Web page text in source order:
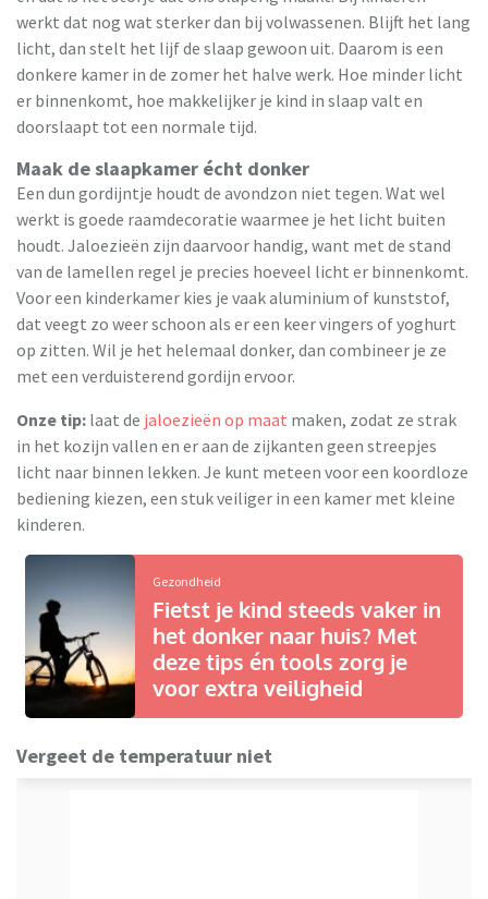
werkt dat nog wat sterker dan bij volwassenen. Blijft het lang
licht, dan stelt het lijf de slaap gewoon uit. Daarom is een
donkere kamer in de zomer het halve werk. Hoe minder licht
er binnenkomt, hoe makkelijker je kind in slaap valt en
doorslaapt tot een normale tijd.
Maak de slaapkamer écht donker
Een dun gordijntje houdt de avondzon niet tegen. Wat wel
werkt is goede raamdecoratie waarmee je het licht buiten
houdt. Jaloezieën zijn daarvoor handig, want met de stand
van de lamellen regel je precies hoeveel licht er binnenkomt.
Voor een kinderkamer kies je vaak aluminium of kunststof,
dat veegt zo weer schoon als er een keer vingers of yoghurt
op zitten. Wil je het helemaal donker, dan combineer je ze
met een verduisterend gordijn ervoor.
Onze tip: laat de jaloezieën op maat maken, zodat ze strak
in het kozijn vallen en er aan de zijkanten geen streepjes
licht naar binnen lekken. Je kunt meteen voor een koordloze
bediening kiezen, een stuk veiliger in een kamer met kleine
kinderen.
Gezondheid
Fietst je kind steeds vaker in
het donker naar huis? Met
deze tips én tools zorg je
voor extra veiligheid
Vergeet de temperatuur niet